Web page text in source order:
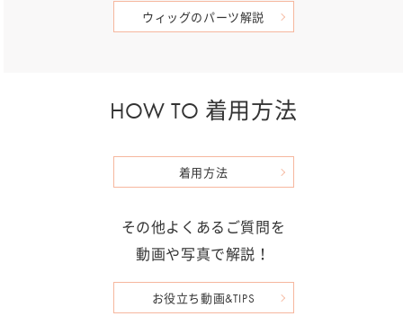
ウィッグのパーツ解説
HOW TO 着用方法
着用方法
その他よくあるご質問を
動画や写真で解説！
お役立ち動画&TIPS